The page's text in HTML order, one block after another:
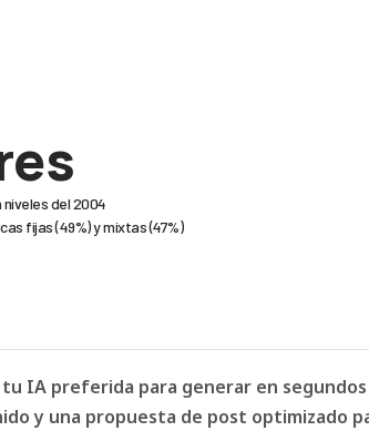
del 2004
fijas (49%) y mixtas (47%)
tu IA preferida para generar en
y una propuesta de post optimizado